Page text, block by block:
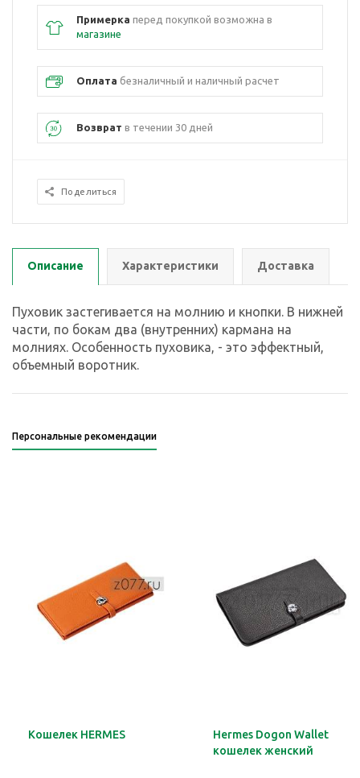
Примерка перед покупкой возможна в
магазине
Оплата безналичный и наличный расчет
Возврат в течении 30 дней
Поделиться
Описание Характеристики Доставка
Пуховик застегивается на молнию и кнопки. В нижней
части, по бокам два (внутренних) кармана на
молниях. Особенность пуховика, - это эффектный,
объемный воротник.
Персональные рекомендации
Кошелек HERMES
Hermes Dogon Wallet
кошелек женский